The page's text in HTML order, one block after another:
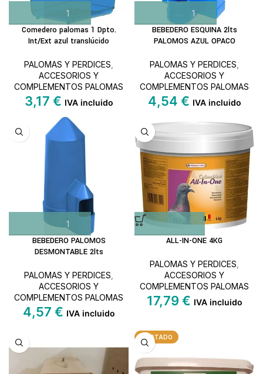
Comedero palomas 1 Dpto.
Int/Ext azul translúcido
PALOMAS Y PERDICES
ACCESORIOS Y
COMPLEMENTOS PALOMAS
3,17 € IVA incluido
BEBEDERO ESQUINA 2lts
PALOMOS AZUL OPACO
PALOMAS Y PERDICES
ACCESORIOS Y
COMPLEMENTOS PALOMAS
4,54 € IVA incluido
BEBEDERO PALOMOS
DESMONTABLE 2lts
PALOMAS Y PERDICES
ACCESORIOS Y
COMPLEMENTOS PALOMAS
4,57 € IVA incluido
ALL-IN-ONE 4KG
PALOMAS Y PERDICES
ACCESORIOS Y
COMPLEMENTOS PALOMAS
17,79 € IVA incluido
AGOTADO